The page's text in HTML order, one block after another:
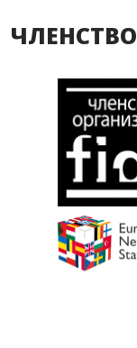
ЧЛЕНСТВО